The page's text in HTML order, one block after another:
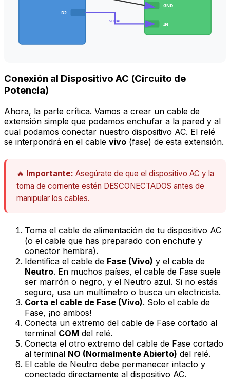
D2
GND
IN
SEÑAL
Conexión al Dispositivo AC (Circuito de
Potencia)
Ahora, la parte crítica. Vamos a crear un cable de
extensión simple que podamos enchufar a la pared y al
cual podamos conectar nuestro dispositivo AC. El relé
se interpondrá en el cable vivo (fase) de esta extensión.
🔥 Importante: Asegúrate de que el dispositivo AC y la
toma de corriente estén DESCONECTADOS antes de
manipular los cables.
Toma el cable de alimentación de tu dispositivo AC
(o el cable que has preparado con enchufe y
conector hembra).
Identifica el cable de Fase (Vivo) y el cable de
Neutro. En muchos países, el cable de Fase suele
ser marrón o negro, y el Neutro azul. Si no estás
seguro, usa un multímetro o busca un electricista.
Corta el cable de Fase (Vivo). Solo el cable de
Fase, ¡no ambos!
Conecta un extremo del cable de Fase cortado al
terminal COM del relé.
Conecta el otro extremo del cable de Fase cortado
al terminal NO (Normalmente Abierto) del relé.
El cable de Neutro debe permanecer intacto y
conectado directamente al dispositivo AC.